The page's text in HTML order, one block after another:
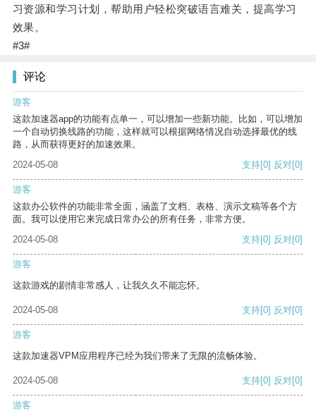
习资源和学习计划，帮助用户轻松突破语言难关，提高学习
效果。
#3#
评论
游客
这款加速器app的功能有点单一，可以增加一些新功能。比如，可以增加
一个自动切换线路的功能，这样就可以根据网络情况自动选择最优的线
路，从而获得更好的加速效果。
2024-05-08
支持[0] 反对[0]
游客
这款办公软件的功能非常全面，涵盖了文档、表格、演示文稿等各个方
面。我可以使用它来完成日常办公的所有任务，非常方便。
2024-05-08
支持[0] 反对[0]
游客
这款游戏的剧情非常感人，让我久久不能忘怀。
2024-05-08 支持[0] 反对[0]
游客
这款加速器VPM应用程序已经为我们带来了无限的流畅体验。
2024-05-08 支持[0] 反对[0]
游客